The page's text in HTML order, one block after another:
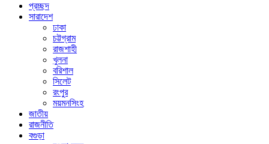
প্রচ্ছদ
সারাদেশ
ঢাকা
চট্টগ্রাম
রাজশাহী
খুলনা
বরিশাল
সিলেট
রংপুর
ময়মনসিংহ
জাতীয়
রাজনীতি
বগুড়া